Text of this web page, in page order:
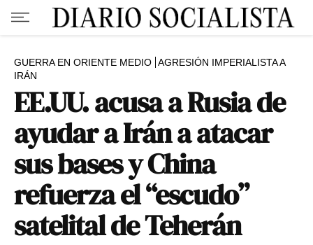
GUERRA EN ORIENTE MEDIO AGRESIÓN IMPERIALISTA A
IRÁN
EE.UU. acusa a Rusia de
ayudar a Irán a atacar
sus bases y China
refuerza el “escudo”
satelital de Teherán